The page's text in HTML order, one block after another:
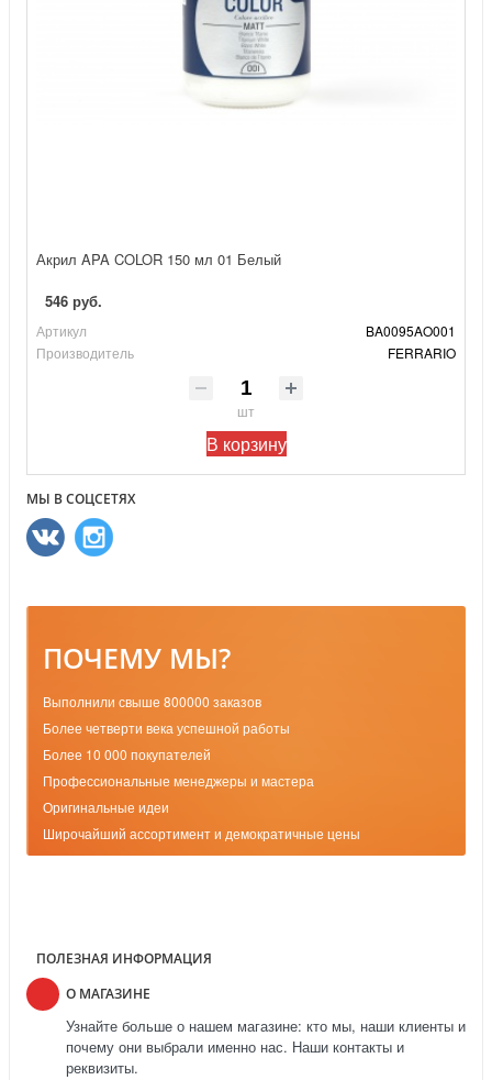
Акрил APA COLOR 150 мл 01 Белый
546 руб.
Артикул
BA0095AO001
Производитель
FERRARIO
шт
В корзину
МЫ В СОЦСЕТЯХ
ПОЧЕМУ МЫ?
Выполнили свыше 800000 заказов
Более четверти века успешной работы
Более 10 000 покупателей
Профессиональные менеджеры и мастера
Оригинальные идеи
Широчайший ассортимент и демократичные цены
ПОЛЕЗНАЯ ИНФОРМАЦИЯ
О МАГАЗИНЕ
Узнайте больше о нашем магазине: кто мы, наши клиенты и
почему они выбрали именно нас. Наши контакты и
реквизиты.